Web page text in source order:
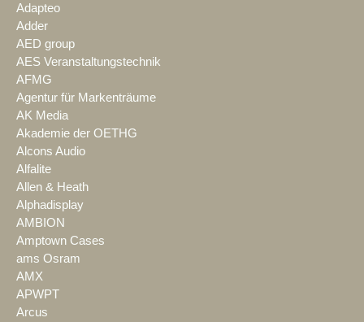
Adapteo
Adder
AED group
AES Veranstaltungstechnik
AFMG
Agentur für Markenträume
AK Media
Akademie der OETHG
Alcons Audio
Alfalite
Allen & Heath
Alphadisplay
AMBION
Amptown Cases
ams Osram
AMX
APWPT
Arcus